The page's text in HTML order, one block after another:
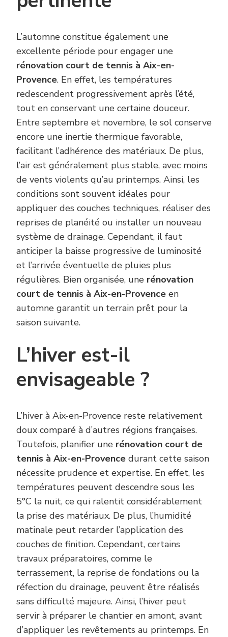
L’automne constitue également une
excellente période pour engager une
rénovation court de tennis à Aix-en-
Provence. En effet, les températures
redescendent progressivement après l’été,
tout en conservant une certaine douceur.
Entre septembre et novembre, le sol conserve
encore une inertie thermique favorable,
facilitant l’adhérence des matériaux. De plus,
l’air est généralement plus stable, avec moins
de vents violents qu’au printemps. Ainsi, les
conditions sont souvent idéales pour
appliquer des couches techniques, réaliser des
reprises de planéité ou installer un nouveau
système de drainage. Cependant, il faut
anticiper la baisse progressive de luminosité
et l’arrivée éventuelle de pluies plus
régulières. Bien organisée, une rénovation
court de tennis à Aix-en-Provence en
automne garantit un terrain prêt pour la
saison suivante.
L’hiver est-il
envisageable ?
L’hiver à Aix-en-Provence reste relativement
doux comparé à d’autres régions françaises.
Toutefois, planifier une rénovation court de
tennis à Aix-en-Provence durant cette saison
nécessite prudence et expertise. En effet, les
températures peuvent descendre sous les
5°C la nuit, ce qui ralentit considérablement
la prise des matériaux. De plus, l’humidité
matinale peut retarder l’application des
couches de finition. Cependant, certains
travaux préparatoires, comme le
terrassement, la reprise de fondations ou la
réfection du drainage, peuvent être réalisés
sans difficulté majeure. Ainsi, l’hiver peut
servir à préparer le chantier en amont, avant
d’appliquer les revêtements au printemps. En